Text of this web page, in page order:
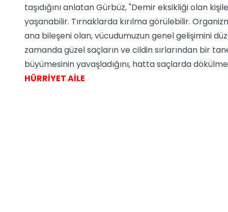
taşıdığını anlatan Gürbüz, "Demir eksikliği olan
yaşanabilir. Tırnaklarda kırılma görülebilir.
ana bileşeni olan, vücudumuzun genel gelişimini
zamanda güzel saçların ve cildin sırlarından bir
büyümesinin yavaşladığını, hatta saçlarda
HÜRRİYET AİLE